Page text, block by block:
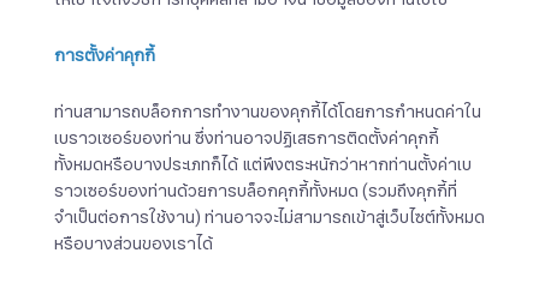
การตั้งค่าคุกกี้
ท่านสามารถบล็อกการทำงานของคุกกี้ได้โดยการกำหนดค่าใน
เบราวเซอร์ของท่าน ซึ่งท่านอาจปฏิเสธการติดตั้งค่าคุกกี้
ทั้งหมดหรือบางประเภทก็ได้ แต่พึงตระหนักว่าหากท่านตั้งค่าเบ
ราวเซอร์ของท่านด้วยการบล็อกคุกกี้ทั้งหมด (รวมถึงคุกกี้ที่
จำเป็นต่อการใช้งาน) ท่านอาจจะไม่สามารถเข้าสู่เว็บไซต์ทั้งหมด
หรือบางส่วนของเราได้